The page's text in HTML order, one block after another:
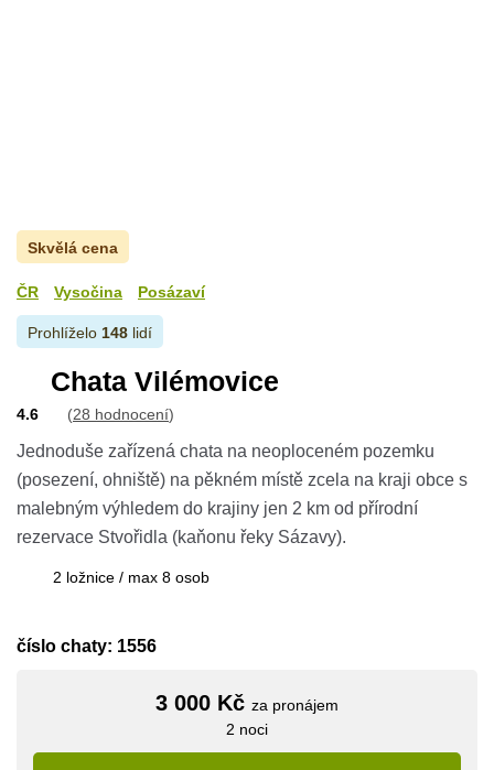
Skvělá cena
ČR Vysočina Posázaví
Prohlíželo 148 lidí
Chata Vilémovice
4.6 (28 hodnocení)
Jednoduše zařízená chata na neoploceném pozemku
(posezení, ohniště) na pěkném místě zcela na kraji obce s
malebným výhledem do krajiny jen 2 km od přírodní
rezervace Stvořidla (kaňonu řeky Sázavy).
2 ložnice / max 8 osob
číslo chaty: 1556
3 000 Kč za pronájem
2 noci